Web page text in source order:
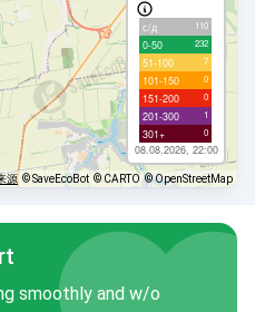
с/д 110
0-50 232
51-100 7
101-150 0
151-200 0
201-300 1
301+ 0
08.08.2026, 22:00
源 © SaveEcoBot © CARTO © OpenStreetMap
smoothly and w/o